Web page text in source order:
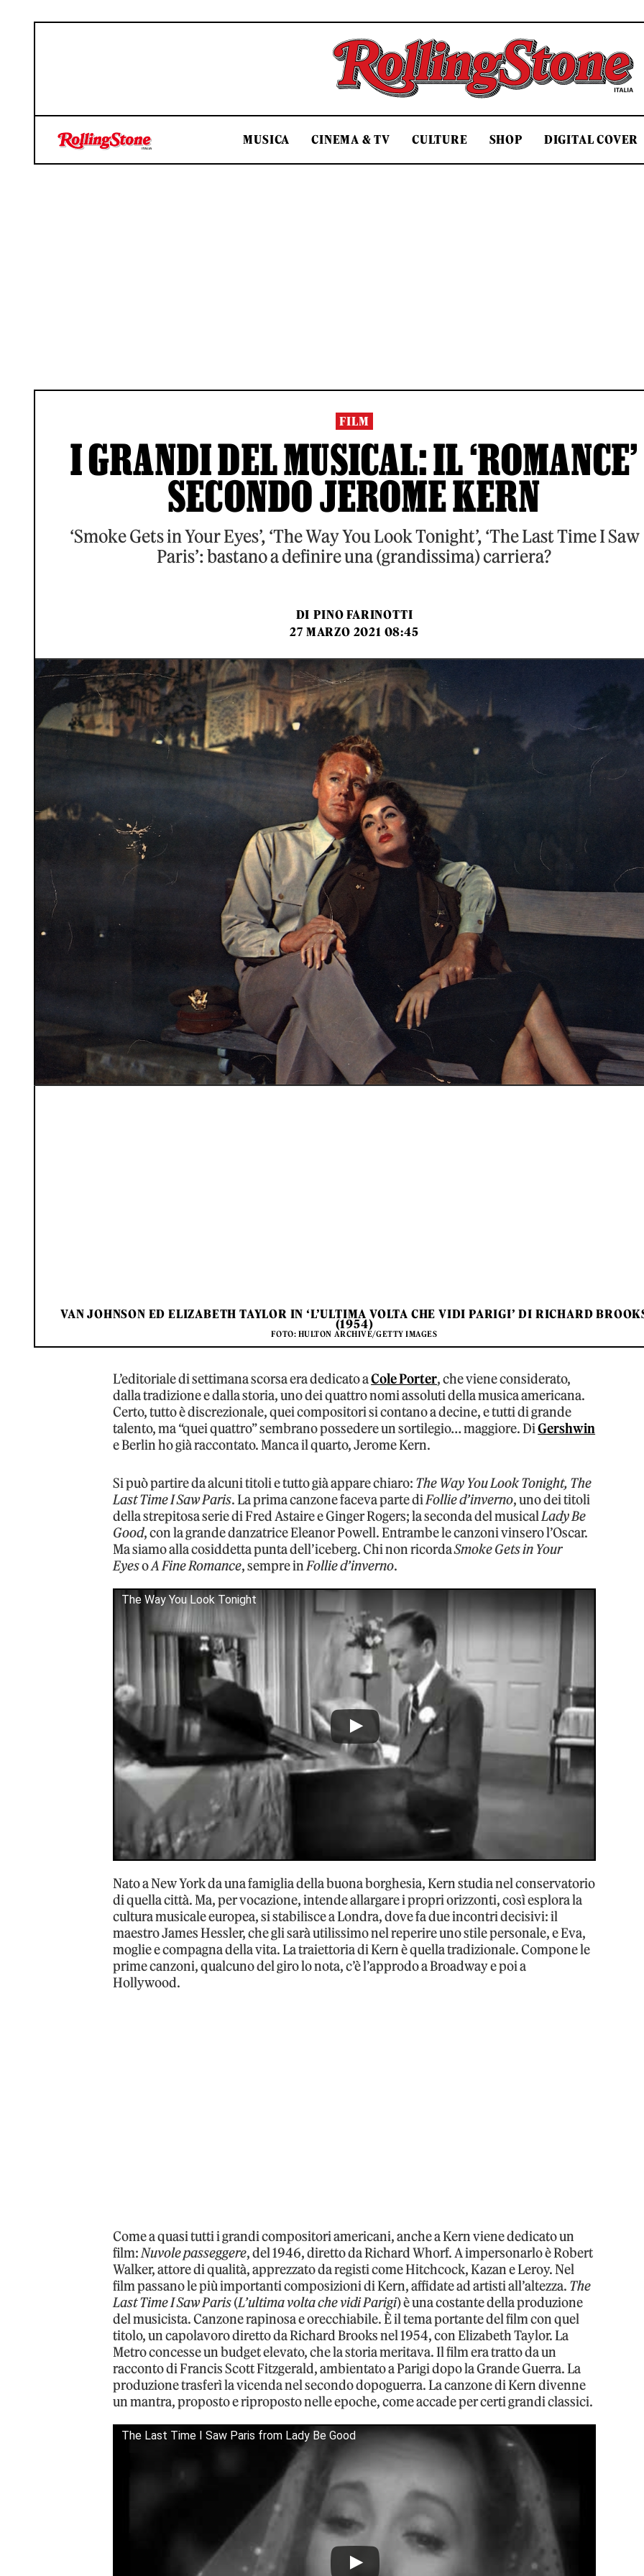
Rolling Stone Italia
MUSICA CINEMA & TV CULTURE SHOP DIGITAL COVER
FILM
I GRANDI DEL MUSICAL: IL ‘ROMANCE’
SECONDO JEROME KERN
‘Smoke Gets in Your Eyes’, ‘The Way You Look Tonight’, ‘The Last Time I Saw
Paris’: bastano a definire una (grandissima) carriera?
DI PINO FARINOTTI
27 MARZO 2021 08:45
VAN JOHNSON ED ELIZABETH TAYLOR IN ‘L’ULTIMA VOLTA CHE VIDI PARIGI’ DI RICHARD
(1954)
FOTO: HULTON ARCHIVE/GETTY IMAGES
L’editoriale di settimana scorsa era dedicato aCole Porter, che viene considerato,
dalla tradizione e dalla storia, uno dei quattro nomi assoluti della musica americana.
Certo, tutto è discrezionale, quei compositori si contano a decine, e tutti di grande
talento, ma “quei quattro” sembrano possedere un sortilegio… maggiore. DiGershwin
e Berlin ho già raccontato. Manca il quarto, Jerome Kern.
Si può partire da alcuni titoli e tutto già appare chiaro: The Way You Look Tonight, The
Last Time I Saw Paris. La prima canzone faceva parte diFollie d’inverno, uno dei titoli
della strepitosa serie di Fred Astaire e Ginger Rogers; la seconda del musicalLady Be
Good, con la grande danzatrice Eleanor Powell. Entrambe le canzoni vinsero l’Oscar.
Ma siamo alla cosiddetta punta dell’iceberg. Chi non ricordaSmoke Gets in Your
EyesoA Fine Romance, sempre inFollie d’inverno.
The Way You Look Tonight
Nato a New York da una famiglia della buona borghesia, Kern studia nel conservatorio
di quella città. Ma, per vocazione, intende allargare i propri orizzonti, così esplora la
cultura musicale europea, si stabilisce a Londra, dove fa due incontri decisivi: il
maestro James Hessler, che gli sarà utilissimo nel reperire uno stile personale, e Eva,
moglie e compagna della vita. La traiettoria di Kern è quella tradizionale. Compone le
prime canzoni, qualcuno del giro lo nota, c’è l’approdo a Broadway e poi a
Hollywood.
Come a quasi tutti i grandi compositori americani, anche a Kern viene dedicato un
film:Nuvole passeggere, del 1946, diretto da Richard Whorf. A impersonarlo è Robert
Walker, attore di qualità, apprezzato da registi come Hitchcock, Kazan e Leroy. Nel
film passano le più importanti composizioni di Kern, affidate ad artisti all’altezza. The
Last Time I Saw Paris(L’ultima volta che vidi Parigi) è una costante della produzione
del musicista. Canzone rapinosa e orecchiabile. È il tema portante del film con quel
titolo, un capolavoro diretto da Richard Brooks nel 1954, con Elizabeth Taylor. La
Metro concesse un budget elevato, che la storia meritava. Il film era tratto da un
racconto di Francis Scott Fitzgerald, ambientato a Parigi dopo la Grande Guerra. La
produzione trasferì la vicenda nel secondo dopoguerra. La canzone di Kern divenne
un mantra, proposto e riproposto nelle epoche, come accade per certi grandi classici.
The Last Time I Saw Paris from Lady Be Good